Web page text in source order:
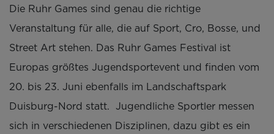
Die Ruhr Games sind genau die richtige
Veranstaltung für alle, die auf Sport, Cro, Bosse, und
Street Art stehen. Das Ruhr Games Festival ist
Europas größtes Jugendsportevent und finden vom
20. bis 23. Juni ebenfalls im Landschaftspark
Duisburg-Nord statt. Jugendliche Sportler messen
sich in verschiedenen Disziplinen, dazu gibt es ein